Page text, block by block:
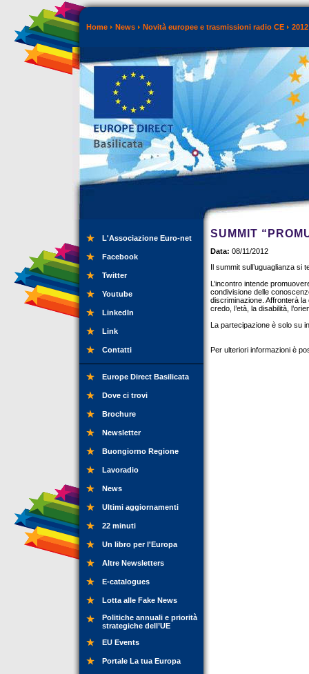
Home News Novità europee e trasmissioni radio CE 2012
L'Associazione Euro-net
Facebook
Twitter
Youtube
LinkedIn
Link
Contatti
Europe Direct Basilicata
Dove ci trovi
Brochure
Newsletter
Buongiorno Regione
Lavoradio
News
Ultimi aggiornamenti
22 minuti
Un libro per l'Europa
Altre Newsletters
E-catalogues
Lotta alle Fake News
Politiche annuali e priorità
strategiche dell’UE
EU Events
Portale La tua Europa
SUMMIT
Data: 08/11/2012
Il summit sull’uguaglianza si
L’incontro intende
condivisione delle
discriminazione. Affronterà la
credo, l’età, la disabilità,
La partecipazione è solo su
Per ulteriori informazioni è